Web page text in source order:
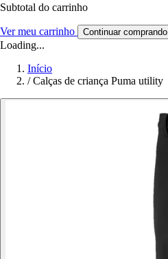
Subtotal do carrinho
Ver meu carrinho Continuar comprando
Loading...
Início
/ Calças de criança Puma utility